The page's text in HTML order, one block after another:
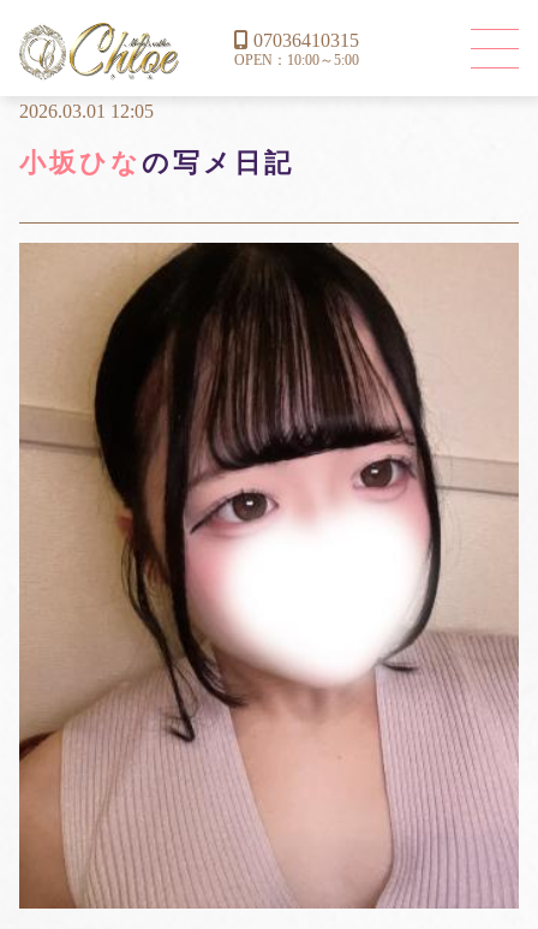
07036410315
OPEN：10:00～5:00
2026.03.01 12:05
小坂ひな の写メ日記